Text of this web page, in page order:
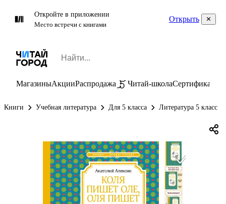
Откройте в приложении
Место встречи с книгами
Открыть
МагазиныАкцииРаспродажа Читай-школаСертификаты
Книги Учебная литература Для 5 класса Литература 5 класс